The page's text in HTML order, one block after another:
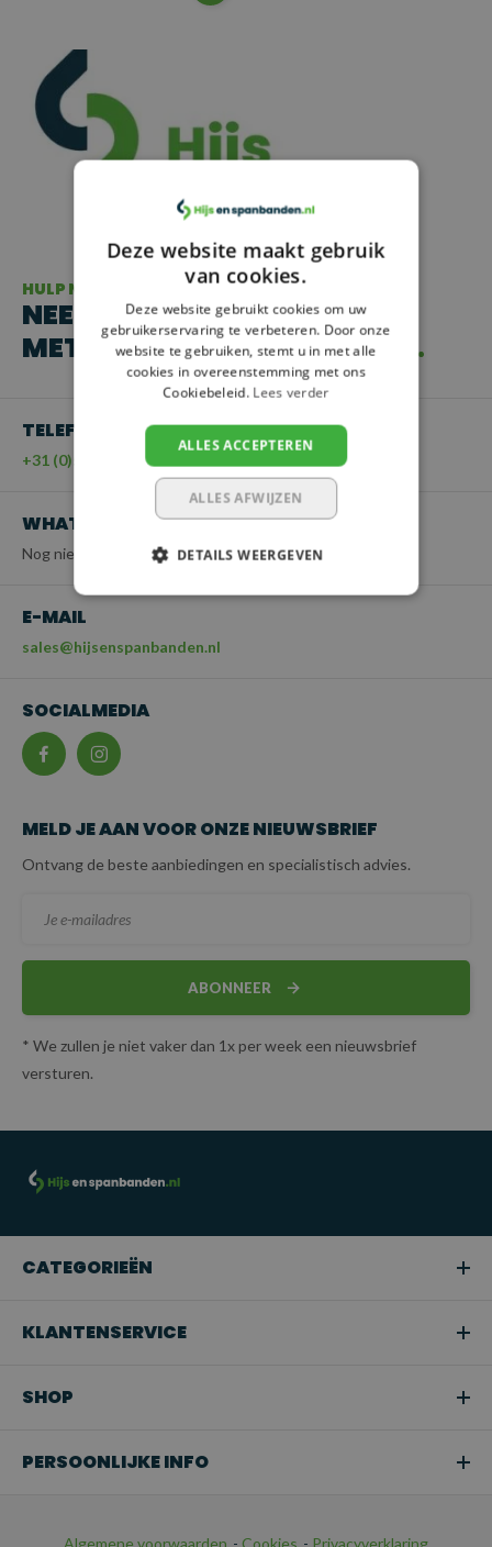
HULP NODIG?
NEEM CONTACT OP
MET ONZE KLANTENSERVICE
TELEFOON
+31 (0)55 - 203 21 43
WHATSAPP
Nog niet beschikbaar
E-MAIL
sales@hijsenspanbanden.nl
SOCIALMEDIA
MELD JE AAN VOOR ONZE NIEUWSBRIEF
Ontvang de beste aanbiedingen en specialistisch advies.
ABONNEER
* We zullen je niet vaker dan 1x per week een nieuwsbrief
versturen.
CATEGORIEËN
KLANTENSERVICE
SHOP
PERSOONLIJKE INFO
Algemene voorwaarden - Cookies - Privacyverklaring
Deze website maakt gebruik
van cookies.
Deze website gebruikt cookies om uw
gebruikerservaring te verbeteren. Door onze
website te gebruiken, stemt u in met alle
cookies in overeenstemming met ons
Cookiebeleid. Lees verder
ALLES ACCEPTEREN
ALLES AFWIJZEN
DETAILS WEERGEVEN